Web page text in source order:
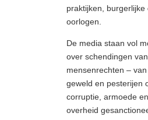
praktijken, burgerlijke
oorlogen.
De media staan vol
over schendingen
mensenrechten –
geweld en pesterijen
corruptie, armoede
overheid